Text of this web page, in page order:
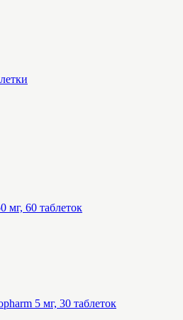
мг, 60 таблеток
5 мг, 30 таблеток